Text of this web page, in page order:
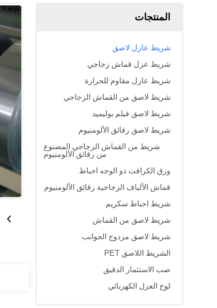
المنتجات
شريط عازل لاصق
شريط عزل قماش زجاجي
شريط عازل مقاوم للحرارة
شريط لاصق من القماش الزجاجي
شريط لاصق فيلم بوليميد
شريط لاصق رقائق الألومنيوم
شريط من القماش الزجاجي المصنوع
من رقائق الألومنيوم
ورق الكرافت ذو الوجه احباط
قماش الألياف الزجاجية رقائق الألومنيوم
شريط احباط سكريم
شريط لاصق من القماش
شريط لاصق مزدوج الجوانب
الشريط اللاصق PET
صب الاستثمار الدقيق
لوح العزل الكهربائي